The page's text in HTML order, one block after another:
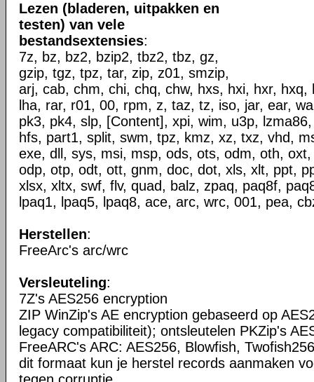
Lezen (bladeren, uitpakken en
testen) van vele
bestandsextensies:
7z, bz, bz2, bzip2, tbz2, tbz, gz,
gzip, tgz, tpz, tar, zip, z01, smzip,
arj, cab, chm, chi, chq, chw, hxs, hxi, hxr, hxq,
lha, rar, r01, 00, rpm, z, taz, tz, iso, jar, ear,
pk3, pk4, slp, [Content], xpi, wim, u3p,
hfs, part1, split, swm, tpz, kmz, xz, txz, vhd,
exe, dll, sys, msi, msp, ods, ots, odm, oth,
odp, otp, odt, ott, gnm, doc, dot, xls, xlt, ppt,
xlsx, xltx, swf, flv, quad, balz, zpaq, paq8f,
lpaq1, lpaq5, lpaq8, ace, arc, wrc, 001, pea,
Herstellen:
FreeArc's arc/wrc
Versleuteling:
7Z's AES256 encryption
ZIP WinZip's AE encryption gebaseerd op
legacy compatibiliteit); ontsleutelen PKZip's
FreeARC's ARC: AES256, Blowfish,
dit formaat kun je herstel records aanmaken